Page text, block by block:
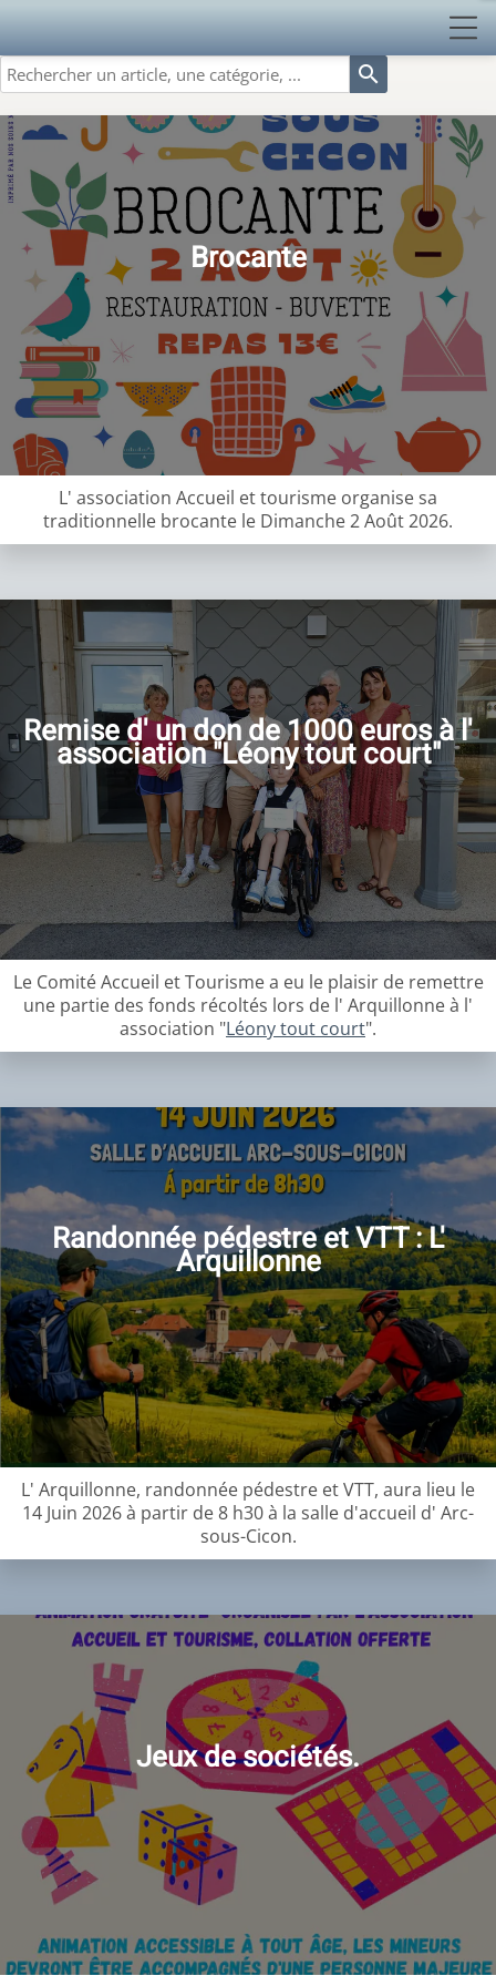
search
Brocante
L' association Accueil et tourisme organise sa
traditionnelle brocante le Dimanche 2 Août 2026.
Remise d' un don de 1000 euros à l'
association "Léony tout court"
Le Comité Accueil et Tourisme a eu le plaisir de remettre
une partie des fonds récoltés lors de l' Arquillonne à l'
association "Léony tout court".
Randonnée pédestre et VTT : L'
Arquillonne
L' Arquillonne, randonnée pédestre et VTT, aura lieu le
14 Juin 2026 à partir de 8 h30 à la salle d'accueil d' Arc-
sous-Cicon.
Jeux de sociétés.